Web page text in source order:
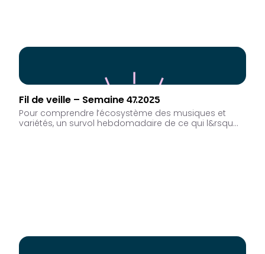
Fil de veille – Semaine 47.2025
Pour comprendre l’écosystème des musiques et
variétés, un survol hebdomadaire de ce qui l&rsqu…